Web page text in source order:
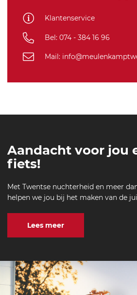
Klantenservice
Bel: 074 - 384 16 96
Mail:
Aandacht voor jou
fiets!
Met Twentse nuchterheid en meer
helpen we jou bij het maken van de
Lees meer